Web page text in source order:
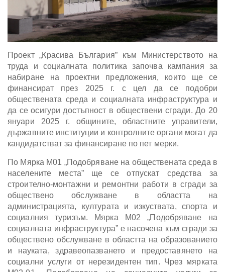
Проект „Красива България” към Министерството на
труда и социалната политика започва кампания за
набиране на проектни предложения, които ще се
финансират през 2025 г. с цел да се подобри
обществената среда и социалната инфраструктура и
да се осигури достъпност в обществени сгради. До 20
януари 2025 г. общините, областните управители,
държавните институции и контролните органи могат да
кандидатстват за финансиране по пет мерки.
По Мярка М01 „Подобряване на обществената среда в
населените места” ще се отпускат средства за
строително-монтажни и ремонтни работи в сгради за
обществено обслужване в областта на
администрацията, културата и изкуствата, спорта и
социалния туризъм. Мярка М02 „Подобряване на
социалната инфраструктура” е насочена към сгради за
обществено обслужване в областта на образованието
и науката, здравеопазването и предоставянето на
социални услуги от нерезидентен тип. Чрез мярката